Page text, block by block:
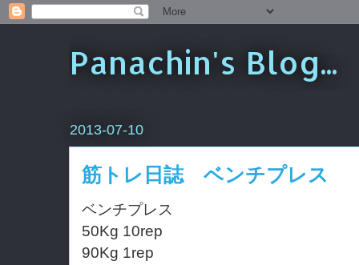
Panachin's Blog...
2013-07-10
筋トレ日誌 ベンチプレス
ベンチプレス
50Kg 10rep
90Kg 1rep